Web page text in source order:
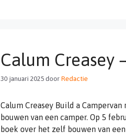
Calum Creasey
30 januari 2025doorRedactie
Calum Creasey Build a
bouwen van een camper. Op 5
boek over het zelf bouwen van